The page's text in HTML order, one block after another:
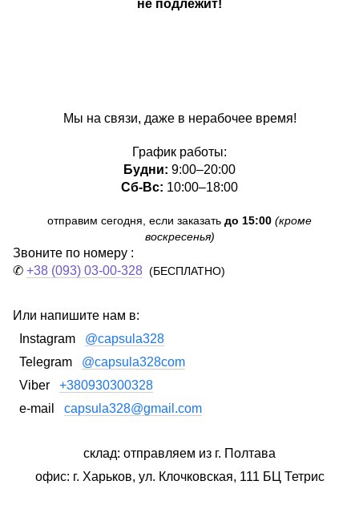
не подлежит!
Мы на связи, даже в нерабочее время!
График работы:
Будни: 9:00–20:00
Сб-Вс: 10:00–18:00
отправим сегодня, если заказать до 15:00 (кроме
воскресенья)
Звоните по номеру :
✆ +38 (093) 03-00-328 (БЕСПЛАТНО)
Или напишите нам в:
Instagram @capsula328
Telegram @capsula328com
Viber +380930300328
e-mail capsula328@gmail.com
склад: отправляем из г. Полтава
офис: г. Харьков, ул. Клочковская, 111 БЦ Тетрис